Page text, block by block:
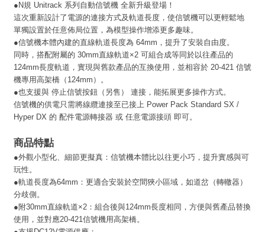
● N規 Unitrack 系列自動信號機 全新升級登場！
這次重新設計了電源的連接方式及軌道長度，使信號機可以更輕鬆地
單獨設置於任意佈局位置，為模型操作增添更多趣味。
●信號機本體內建的直線軌道長度為 64mm，提升了安裝自由度。
同時，搭配附屬的 30mm直線軌道×2 可組合成等同於以往產品的
124mm長度軌道，實現與舊款產品的互換使用，並相容於 20-421 信號
機專用高架橋（124mm）。
●也支援與 停止信號按鈕（另售） 連接，能拓展更多操作方式。
信號機的供電只需將線纜連接至已接上 Power Pack Standard SX /
Hyper DX 的 配件電源轉接器 或 任意電源接頭 即可。
商品特點
●外觀小型化、細節更擬真：信號機本體比以往更小巧，提升實感與可
玩性。
●軌道長度為64mm：更適合安裝於空間狹小區域，如道岔（轉轍器）
分歧側。
●附30mm直線軌道×2：組合後與124mm長度相同，方便與舊產品替換
使用，並對應20-421信號機用高架橋。